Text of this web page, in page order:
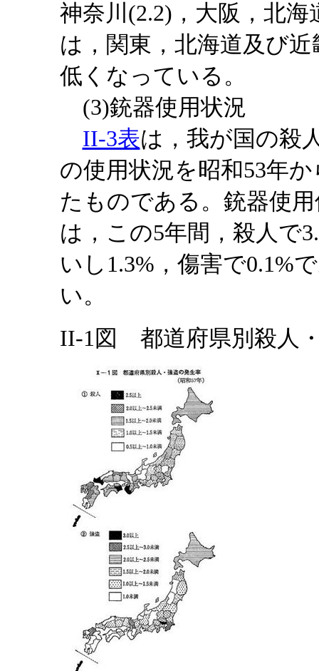
神奈川(2.2)，大阪，北
は，関東，北海道及び
低くなっている。
(3)銃器使用状況
II-3表は，我が国の殺
の使用状況を昭和53年
たものである。銃器使
は，この5年間，殺人で
いし1.3%，傷害で0.1%
い。
II-1図 都道府県別殺人